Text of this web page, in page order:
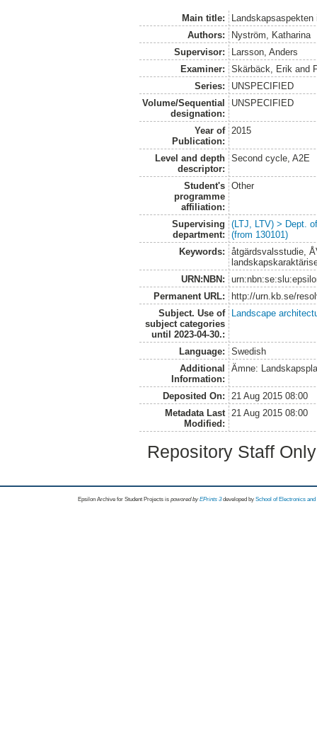
Main title:
Authors:
Nyström, Katharina
Supervisor:
Larsson, Anders
Examiner:
Skärbäck, Erik and
Series:
UNSPECIFIED
Volume/Sequential
designation:
UNSPECIFIED
Year of
Publication:
2015
Level and depth
descriptor:
Second cycle, A2E
Student's
programme
affiliation:
Other
Supervising
department:
(LTJ, LTV) > Dept.
(from 130101)
Keywords:
åtgärdsvalsstudie,
URN:NBN:
Permanent URL:
http://urn.kb.se/
Subject. Use of
subject categories
until 2023-04-30.:
Landscape
Language:
Swedish
Additional
Information:
Ämne:
Deposited On:
21 Aug 2015 08:00
Metadata Last
Modified:
21 Aug 2015 08:00
Repository Staff
Epsilon Archive for Student Projects is powored byEPrints 3 developed by School of Electronics